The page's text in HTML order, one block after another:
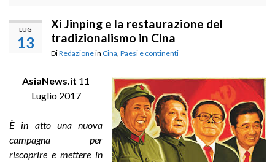
LUG
13
Xi Jinping e la restaurazione del
tradizionalismo in Cina
DiRedazionein Cina Paesi e continenti
AsiaNews.it 11
Luglio 2017
È in atto una nuova
campagna per
riscoprire e mettere in